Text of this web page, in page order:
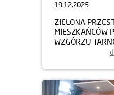
19.12.2025
ZIELONA
MIESZKAŃCÓW
WZGÓRZU